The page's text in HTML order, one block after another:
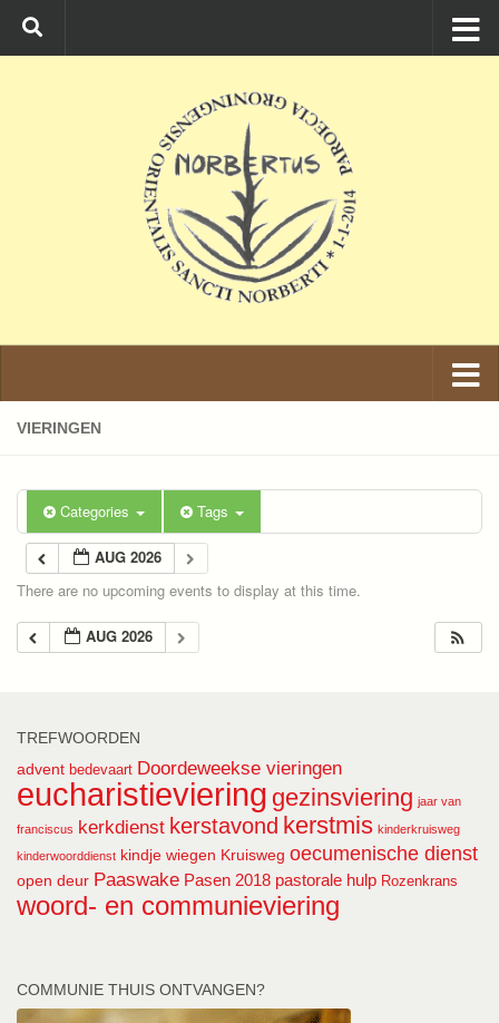
Ga naar de inhoud
VIERINGEN
Categories Tags
AUG 2026
There are no upcoming events to display at this time.
AUG 2026
TREFWOORDEN
advent bedevaart Doordeweekse vieringen
eucharistieviering gezinsviering jaar van
franciscus kerkdienst kerstavond kerstmis kinderkruisweg
kinderwoorddienst kindje wiegen Kruisweg oecumenische dienst
open deur Paaswake Pasen 2018 pastorale hulp Rozenkrans
woord- en communieviering
COMMUNIE THUIS ONTVANGEN?